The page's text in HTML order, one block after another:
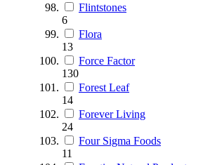
Flintstones
6
Flora
13
Force Factor
130
Forest Leaf
14
Forever Living
24
Four Sigma Foods
11